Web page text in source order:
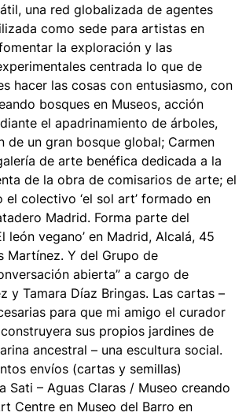
una red globalizada de agentes
como sede para artistas en
la exploración y las
centrada lo que de
hacer las cosas con entusiasmo, con
bosques en Museos, acción
el apadrinamiento de árboles,
de un gran bosque global; Carmen
de arte benéfica dedicada a la
de la obra de comisarios de arte; el
colectivo ‘el sol art’ formado en
Madrid. Forma parte del
león vegano’ en Madrid, Alcalá, 45
Martínez. Y del Grupo de
abierta” a cargo de
y Tamara Díaz Bringas. Las cartas –
para que mi amigo el curador
sus propios jardines de
ancestral – una escultura social.
envíos (cartas y semillas)
Sati – Aguas Claras / Museo creando
Centre en Museo del Barro en